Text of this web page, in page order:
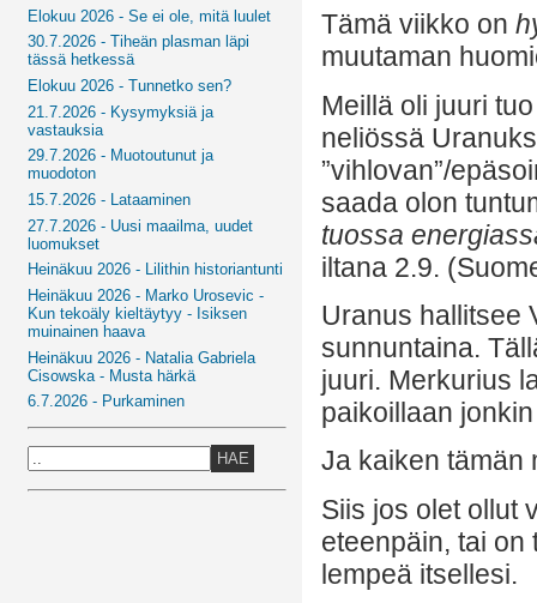
Elokuu 2026 - Se ei ole, mitä luulet
30.7.2026 - Tiheän plasman läpi
tässä hetkessä
Elokuu 2026 - Tunnetko sen?
21.7.2026 - Kysymyksiä ja
vastauksia
29.7.2026 - Muotoutunut ja
muodoton
15.7.2026 - Lataaminen
27.7.2026 - Uusi maailma, uudet
luomukset
Heinäkuu 2026 - Lilithin historiantunti
Heinäkuu 2026 - Marko Urosevic -
Kun tekoäly kieltäytyy - Isiksen
muinainen haava
Heinäkuu 2026 - Natalia Gabriela
Cisowska - Musta härkä
6.7.2026 - Purkaminen
HAE
Tämä viikko on
muutaman
Meillä oli juuri
neliössä
”vihlovan”/
saada olon
tuossa
iltana 2.9.
Uranus hallitsee
sunnuntaina.
juuri. Merkurius
paikoillaan
Ja kaiken tämän
Siis jos olet ollut
eteenpäin, tai on
lempeä itsellesi.